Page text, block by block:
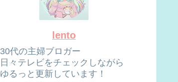
lento
30代の主婦ブロガー
日々テレビをチェックしながら
ゆるっと更新しています！